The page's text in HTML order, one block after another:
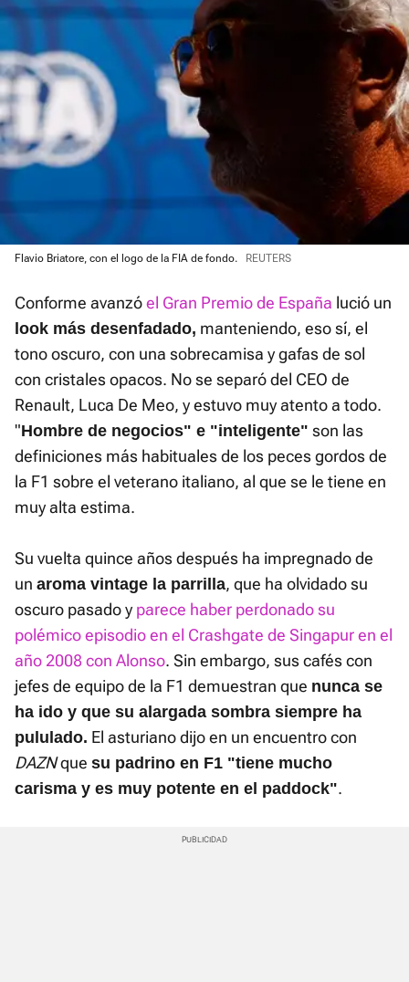
Flavio Briatore, con el logo de la FIA de fondo. REUTERS
Conforme avanzóel Gran Premio de España lució un
look más desenfadado, manteniendo, eso sí, el
tono oscuro, con una sobrecamisa y gafas de sol
con cristales opacos. No se separó del CEO de
Renault, Luca De Meo, y estuvo muy atento a todo.
"Hombre de negocios" e "inteligente" son las
definiciones más habituales de los peces gordos de
la F1 sobre el veterano italiano, al que se le tiene en
muy alta estima.
Su vuelta quince años después ha impregnado de
un aroma vintage la parrilla, que ha olvidado su
oscuro pasado y parece haber perdonado su
polémico episodio en el Crashgate de Singapur en el
año 2008 con Alonso. Sin embargo, sus cafés con
jefes de equipo de la F1 demuestran que nunca se
ha ido y que su alargada sombra siempre ha
pululado. El asturiano dijo en un encuentro con
DAZNque su padrino en F1 "tiene mucho
carisma y es muy potente en el paddock".